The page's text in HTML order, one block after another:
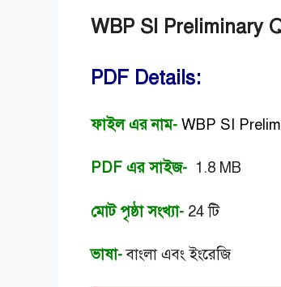
WBP SI Preliminary
PDF Details:
ফাইল এর নাম- WBP SI
PDF এর সাইজ- 1.8 MB
মোট পৃষ্ঠা সংখ্যা- 24 টি
ভাষা-বাংলা এবং ইংরেজি